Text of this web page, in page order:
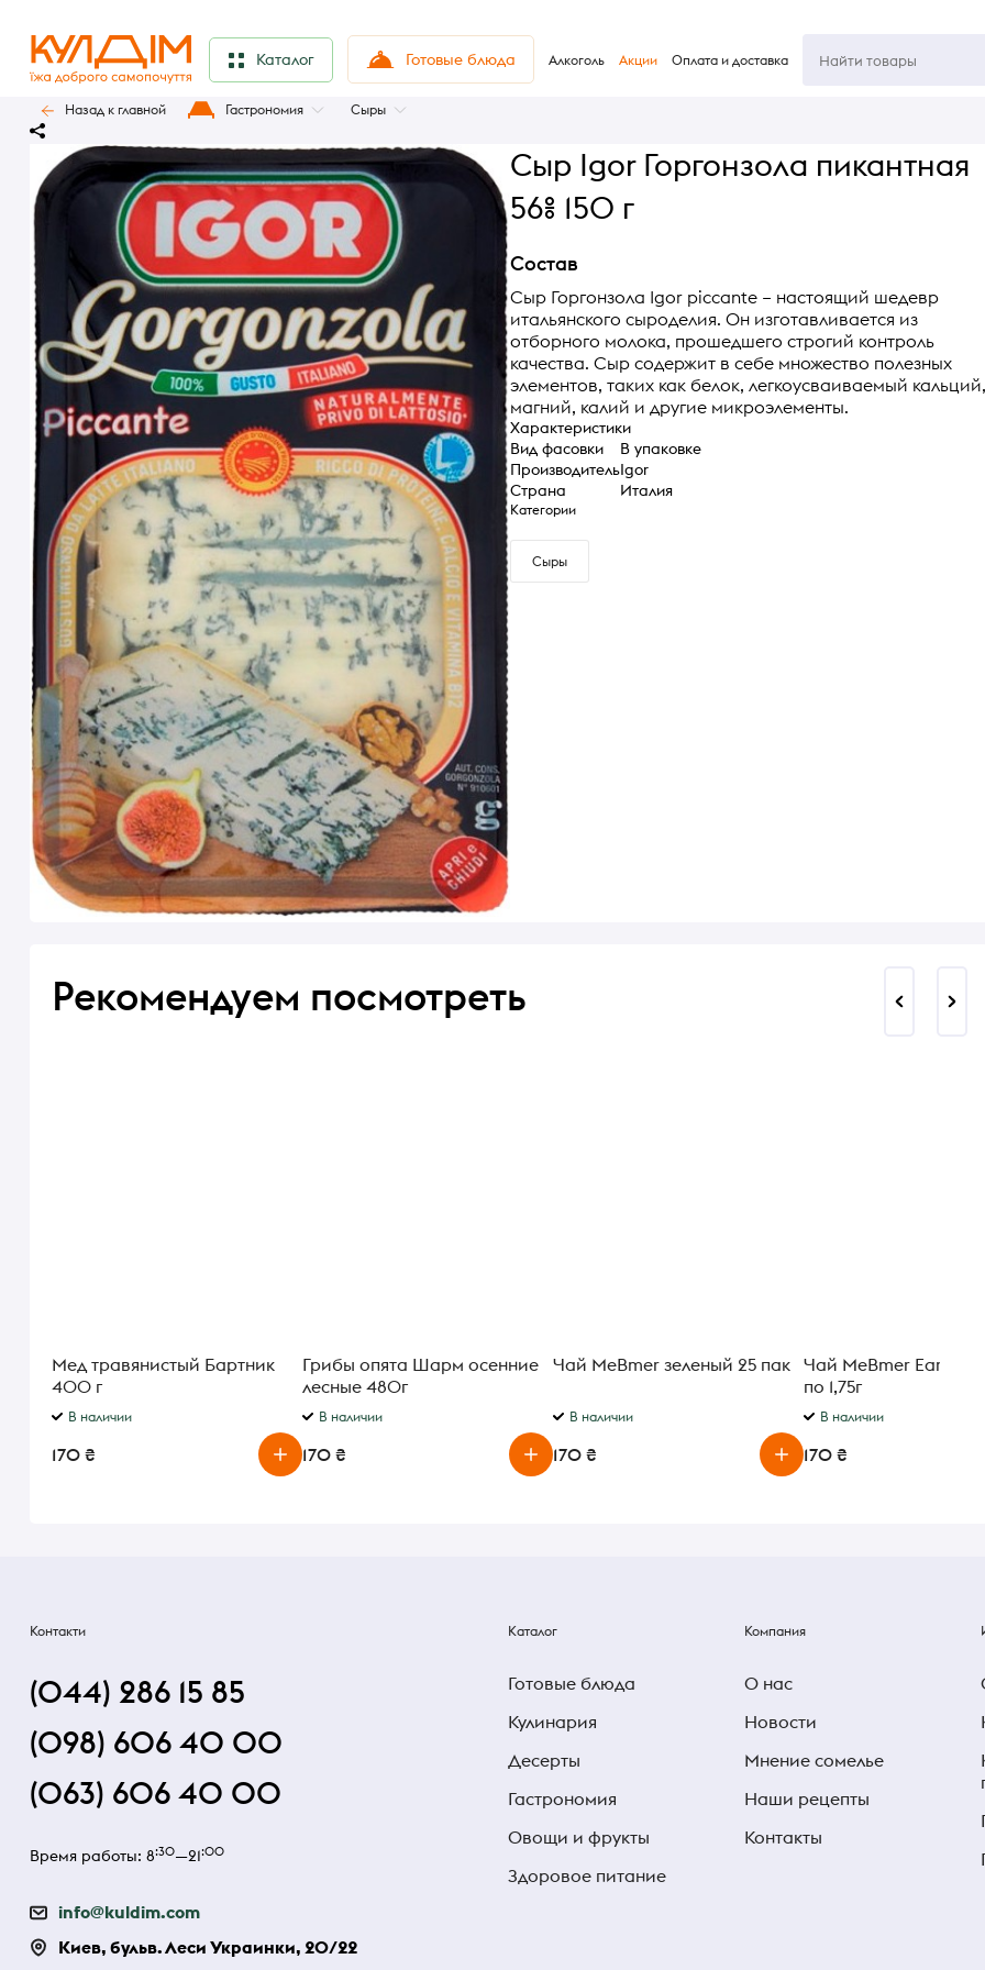
Каталог Готовые блюда Алкоголь Акции Оплата и доставка
Назад к главной Гастрономия Сыры
Сыр Igor Горгонзола пикантная
56% 150 г
Состав
Сыр Горгонзола Igor piccante – настоящий шедевр
итальянского сыроделия. Он изготавливается из
отборного молока, прошедшего строгий контроль
качества. Сыр содержит в себе множество полезных
элементов, таких как белок, легкоусваиваемый кальций,
магний, калий и другие микроэлементы.
Характеристики
Вид фасовки
В упаковке
ПроизводительIgor
Страна
Италия
Категории
Сыры
Рекомендуем посмотреть
Мед травянистый Бартник
400 г
В наличии
170 ₴
Грибы опята Шарм осенние
лесные 480г
В наличии
170 ₴
Чай MeBmer зеленый 25 пак
В наличии
170 ₴
Чай MeBmer Earl Grey
по 1,75г
В наличии
170 ₴
Контакти
(044) 286 15 85
(098) 606 40 00
(063) 606 40 00
Время работы: 8:30—21:00
info@kuldim.com
Киев, бульв. Леси Украинки, 20/22
Каталог
Готовые блюда
Кулинария
Десерты
Гастрономия
Овощи и фрукты
Здоровое питание
Компания
О нас
Новости
Мнение сомелье
Наши рецепты
Контакты